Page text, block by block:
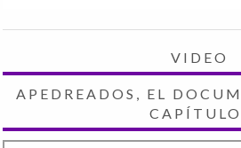
VIDEO
APEDREADOS, EL